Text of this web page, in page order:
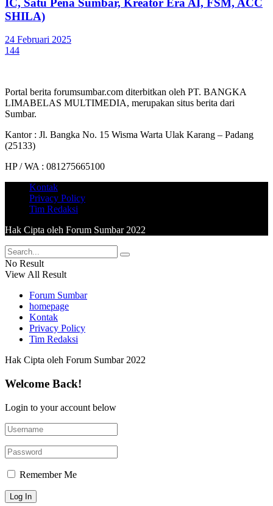
SHILA)
24 Februari 2025
144
Portal berita forumsumbar.com diterbitkan oleh PT. BANGKA
LIMABELAS MULTIMEDIA, merupakan situs berita dari
Sumbar.
Kantor : Jl. Bangka No. 15 Wisma Warta Ulak Karang – Padang
(25133)
HP / WA : 081275665100
Kontak
Privacy Policy
Tim Redaksi
Hak Cipta oleh Forum Sumbar 2022
No Result
View All Result
Forum Sumbar
homepage
Kontak
Privacy Policy
Tim Redaksi
Hak Cipta oleh Forum Sumbar 2022
Welcome Back!
Login to your account below
Remember Me